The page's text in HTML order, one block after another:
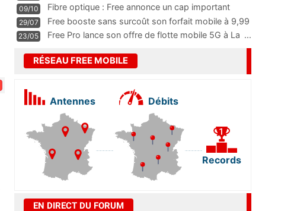
09/10
Fibre optique : Free annonce un cap important
pass
...
29/07
Free booste sans surcoût son forfait mobile à 9,99
23/05 Free Pro lance son offre de flotte mobile 5G à La ...
RÉSEAU FREE MOBILE
Antennes Débits
Records
EN DIRECT DU FORUM